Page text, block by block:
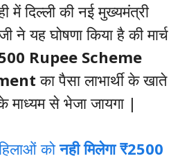
में दिल्ली की नई मुख्यमंत्री
ने यह घोषणा किया है की मार्च
Rupee Scheme
का पैसा लाभार्थी के खाते
माध्यम से भेजा जायगा |
कोनही मिलेगा ₹2500